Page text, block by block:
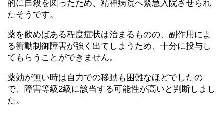
的に自殺を図ったため、精神病院へ緊急入院させられ
たそうです。
薬を飲めばある程度症状は治まるものの、副作用によ
る衝動制御障害が強く出てしまうため、十分に投与し
てもらうことができません。
薬効が無い時は自力での移動も困難なほどでしたの
で、障害等級2級に該当する可能性が高いと判断しまし
た。